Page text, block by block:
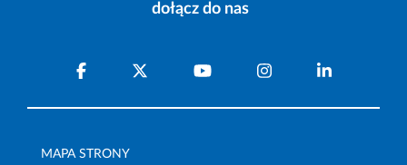
dołącz do nas
MAPA STRONY